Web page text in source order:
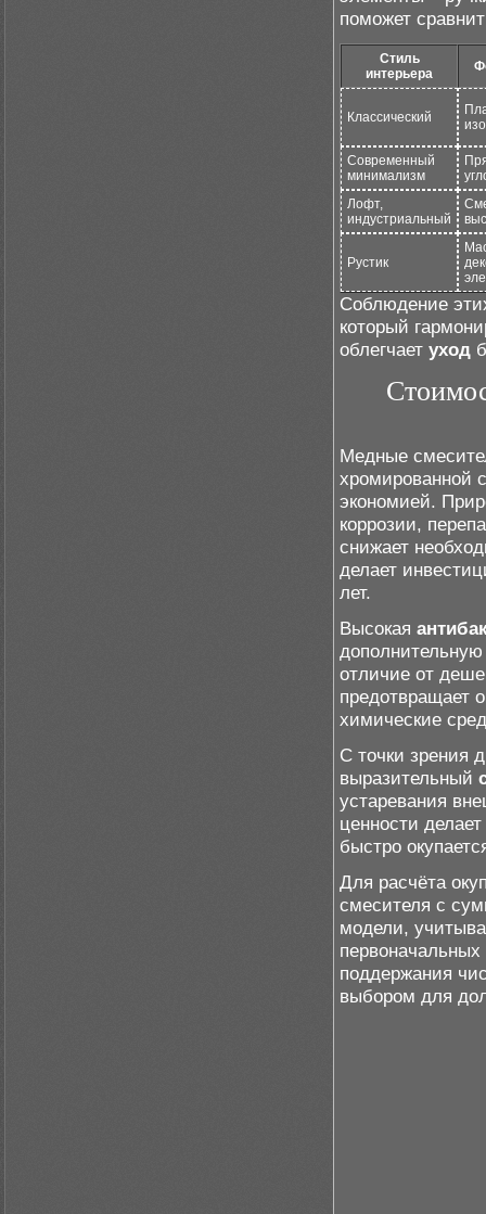
поможет
Стиль
интерьера
Классический
Современный
минимализм
Лофт,
индустриальный
Рустик
Соблюдение
который
облегчает уход
Медные
хромированной
экономией.
коррозии,
снижает
делает
лет.
Высокая
отличие от
предотвращает
химические
С точки зрения
выразительный
устаревания
ценности
быстро
Для расчёта
смесителя с
модели,
поддержания
выбором для